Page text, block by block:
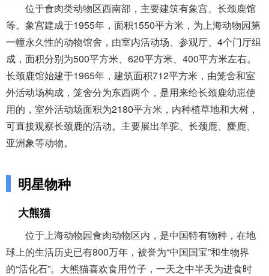
位于食肉类动物区西南部，主要建筑有象宫、长颈鹿馆
等。象宫建成于1955年，面积1550平方米，为上海动物园第
一幢永久性的动物馆舍，由室内活动场、参观厅、4个门厅组
成，面积分别为500平方米、620平方米、400平方米左右。
长颈鹿馆始建于1965年，建筑面积712平方米，由笼舍和室
外活动场构成，笼舍分为东西两个，是用来给长颈鹿幼崽使
用的，室外活动场面积为2180平方米，内种植草地和大树，
可直接观察长颈鹿的活动。主要展出羊驼、长颈鹿、麋鹿、
亚洲象等动物。
明星物种
大熊猫
位于上海动物园食肉动物区内，是中国特有物种，在地
球上的生活历史已有800万年，被誉为“中国国宝”和生物界
的“活化石”。大熊猫喜欢食用竹子，一天之中半天为进食时